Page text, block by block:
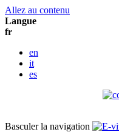
Allez au contenu
Langue
fr
en
it
es
Basculer la navigation